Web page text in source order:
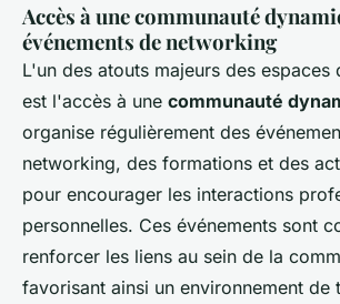
Accès à une communauté
événements de networking
L'un des atouts majeurs des espaces
est l'accès à une communauté
organise régulièrement des
networking, des formations et des
pour encourager les interactions
personnelles. Ces événements sont
renforcer les liens au sein de la
favorisant ainsi un environnement de